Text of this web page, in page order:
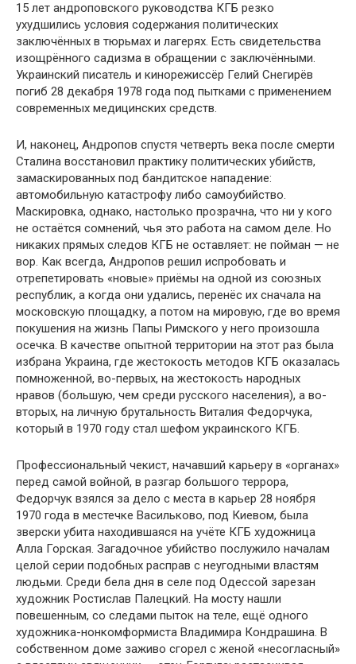
15 лет андроповского руководства КГБ резко
ухудшились условия содержания политических
заключённых в тюрьмах и лагерях. Есть свидетельства
изощрённого садизма в обращении с заключёнными.
Украинский писатель и кинорежиссёр Гелий Снегирёв
погиб 28 декабря 1978 года под пытками с применением
современных медицинских средств.
И, наконец, Андропов спустя четверть века после смерти
Сталина восстановил практику политических убийств,
замаскированных под бандитское нападение:
автомобильную катастрофу либо самоубийство.
Маскировка, однако, настолько прозрачна, что ни у кого
не остаётся сомнений, чья это работа на самом деле. Но
никаких прямых следов КГБ не оставляет: не пойман — не
вор. Как всегда, Андропов решил испробовать и
отрепетировать «новые» приёмы на одной из союзных
республик, а когда они удались, перенёс их сначала на
московскую площадку, а потом на мировую, где во время
покушения на жизнь Папы Римского у него произошла
осечка. В качестве опытной территории на этот раз была
избрана Украина, где жестокость методов КГБ оказалась
помноженной, во-первых, на жестокость народных
нравов (большую, чем среди русского населения), а во-
вторых, на личную брутальность Виталия Федорчука,
который в 1970 году стал шефом украинского КГБ.
Профессиональный чекист, начавший карьеру в «органах»
перед самой войной, в разгар большого террора,
Федорчук взялся за дело с места в карьер 28 ноября
1970 года в местечке Васильково, под Киевом, была
зверски убита находившаяся на учёте КГБ художница
Алла Горская. Загадочное убийство послужило началам
целой серии подобных расправ с неугодными властям
людьми. Среди бела дня в селе под Одессой зарезан
художник Ростислав Палецкий. На мосту нашли
повешенным, со следами пыток на теле, ещё одного
художника-нонкомформиста Владимира Кондрашина. В
собственном доме заживо сгорел с женой «несогласный»